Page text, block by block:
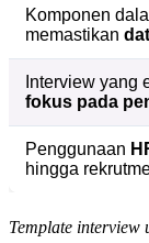
Komponen
memastikan
Interview yang
fokus pada
Penggunaan
hingga
Template interview